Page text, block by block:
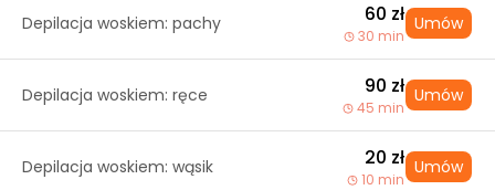
Depilacja woskiem: pachy 60 zł
30 min
Umów
Depilacja woskiem: ręce 90 zł
45 min
Umów
Depilacja woskiem: wąsik 20 zł
10 min
Umów